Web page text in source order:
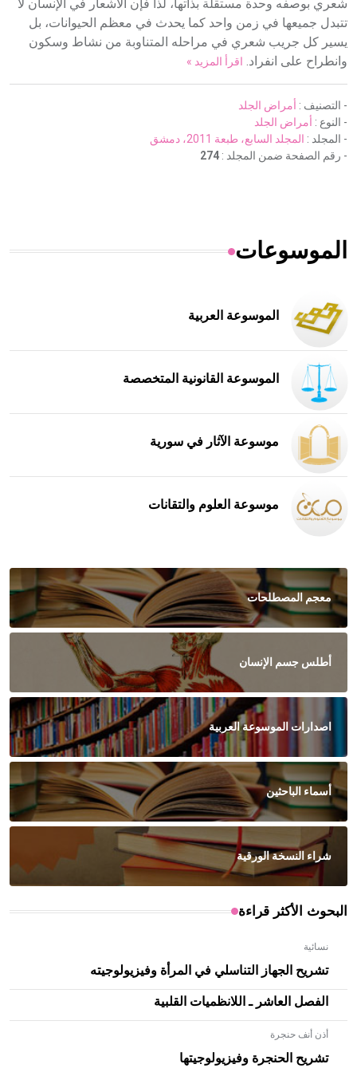
شعري بوصفه وحدة مستقلة بذاتها، لذا فإن الأشعار في الإنسان لا
تتبدل جميعها في زمن واحد كما يحدث في معظم الحيوانات، بل
يسير كل جريب شعري في مراحله المتناوبة من نشاط وسكون
وانطراح على انفراد. اقرأ المزيد »
- التصنيف : أمراض الجلد
- النوع : أمراض الجلد
- المجلد : المجلد السابع، طبعة 2011، دمشق
- رقم الصفحة ضمن المجلد : 274
الموسوعات
الموسوعة العربية
الموسوعة القانونية المتخصصة
موسوعة الآثار في سورية
موسوعة العلوم والتقانات
معجم المصطلحات
أطلس جسم الإنسان
اصدارات الموسوعة العربية
أسماء الباحثين
شراء النسخة الورقية
البحوث الأكثر قراءة
نسائية
تشريح الجهاز التناسلي في المرأة وفيزيولوجيته
الفصل العاشر ـ اللانظميات القلبية
أذن أنف حنجرة
تشريح الحنجرة وفيزيولوجيتها